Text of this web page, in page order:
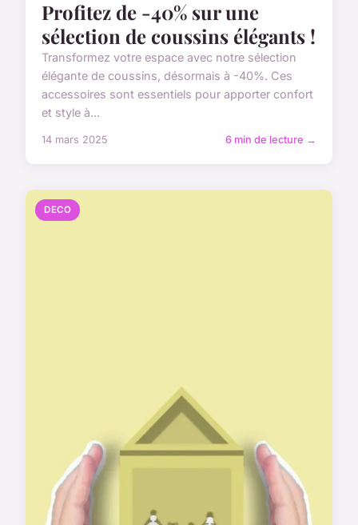
Profitez de -40% sur une
sélection de coussins élégants !
Transformez votre espace avec notre sélection
élégante de coussins, désormais à -40%. Ces
accessoires sont essentiels pour apporter confort
et style à...
14 mars 2025 6 min de lecture →
DECO